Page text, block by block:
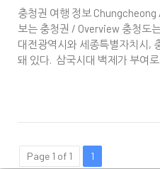
충청권 여행 정보
보는 충청권 / Overview 충청도
대전광역시와 세종특별자치시,
돼 있다. 삼국시대 백제가 부여로
Page 1 of 1 1